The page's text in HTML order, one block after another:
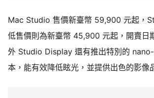
Mac Studio 售價新臺幣 59,900 元起，
低售價則為新臺幣 45,900 元起，開賣日
外 Studio Display 還有推出特別的
本，能有效降低眩光，並提供出色的影像